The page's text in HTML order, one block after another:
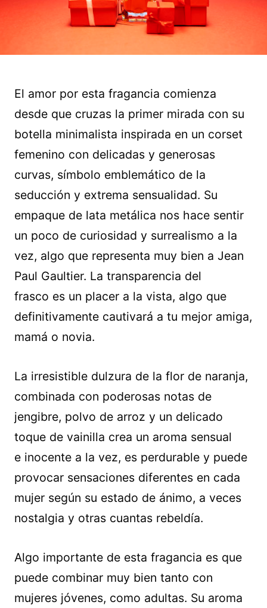
El amor por esta fragancia comienza
desde que cruzas la primer mirada con su
botella minimalista inspirada en un corset
femenino con delicadas y generosas
curvas, símbolo emblemático de la
seducción y extrema sensualidad. Su
empaque de lata metálica nos hace sentir
un poco de curiosidad y surrealismo a la
vez, algo que representa muy bien a Jean
Paul Gaultier. La transparencia del
frasco es un placer a la vista, algo que
definitivamente cautivará a tu mejor amiga,
mamá o novia.
La irresistible dulzura de la flor de naranja,
combinada con poderosas notas de
jengibre, polvo de arroz y un delicado
toque de vainilla crea un aroma sensual
e inocente a la vez, es perdurable y puede
provocar sensaciones diferentes en cada
mujer según su estado de ánimo, a veces
nostalgia y otras cuantas rebeldía.
Algo importante de esta fragancia es que
puede combinar muy bien tanto con
mujeres jóvenes, como adultas. Su aroma